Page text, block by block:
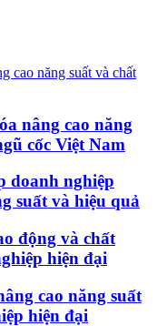
nâng cao năng
cốc Việt Nam
doanh nghiệp
suất và hiệu quả
động và chất
hiện đại
cao năng suất
hiện đại